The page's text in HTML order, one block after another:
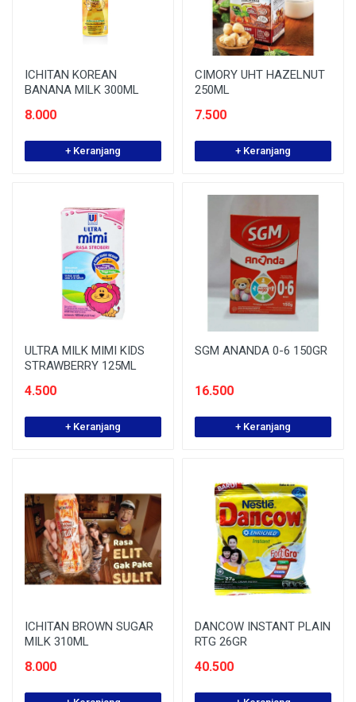
ICHITAN KOREAN
BANANA MILK 300ML
8.000
+ Keranjang
CIMORY UHT HAZELNUT
250ML
7.500
+ Keranjang
ULTRA MILK MIMI KIDS
STRAWBERRY 125ML
4.500
+ Keranjang
SGM ANANDA 0-6 150GR
16.500
+ Keranjang
ICHITAN BROWN SUGAR
MILK 310ML
8.000
DANCOW INSTANT PLAIN
RTG 26GR
40.500